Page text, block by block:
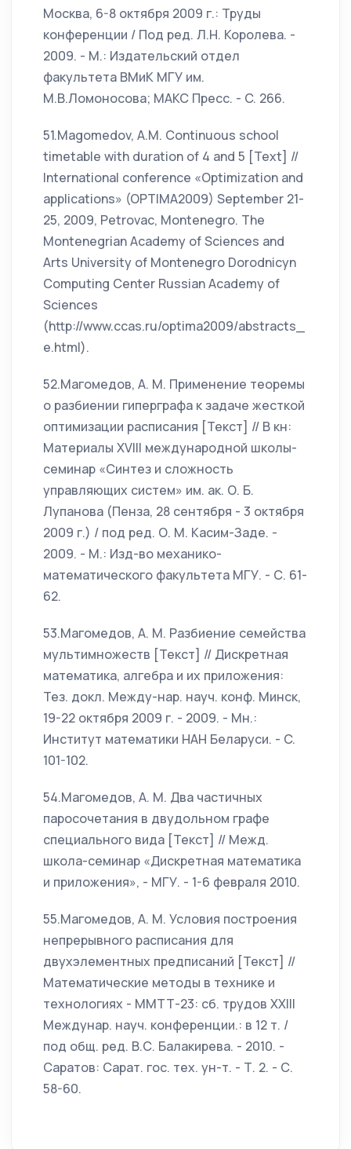
Москва, 6-8 октября 2009 г.: Труды
конференции / Под ред. Л.Н. Королева. -
2009. - М.: Издательский отдел
факультета ВМиК МГУ им.
М.В.Ломоносова; МАКС Пресс. - C. 266.
51.Magomedov, A.M. Continuous school
timetable with duration of 4 and 5 [Text] //
International conference «Optimization and
applications» (OPTIMA2009) September 21-
25, 2009, Petrovac, Montenegro. The
Montenegrian Academy of Sciences and
Arts University of Montenegro Dorodnicyn
Computing Center Russian Academy of
Sciences
(http://www.ccas.ru/optima2009/abstracts_
e.html).
52.Магомедов, А. М. Применение теоремы
о разбиении гиперграфа к задаче жесткой
оптимизации расписания [Текст] // В кн:
Материалы XVIII международной школы-
семинар «Синтез и сложность
управляющих систем» им. ак. О. Б.
Лупанова (Пенза, 28 сентября - 3 октября
2009 г.) / под ред. О. М. Касим-Заде. -
2009. - М.: Изд-во механико-
математического факультета МГУ. - С. 61-
62.
53.Магомедов, А. М. Разбиение семейства
мультимножеств [Текст] // Дискретная
математика, алгебра и их приложения:
Тез. докл. Между-нар. науч. конф. Минск,
19-22 октября 2009 г. - 2009. - Мн.:
Институт математики НАН Беларуси. - C.
101-102.
54.Магомедов, А. М. Два частичных
паросочетания в двудольном графе
специального вида [Текст] // Межд.
школа-семинар «Дискретная математика
и приложения», - МГУ. - 1-6 февраля 2010.
55.Магомедов, А. М. Условия построения
непрерывного расписания для
двухэлементных предписаний [Текст] //
Математические методы в технике и
технологиях - ММТТ-23: сб. трудов XXIII
Междунар. науч. конференции.: в 12 т. /
под общ. ред. В.С. Балакирева. - 2010. -
Саратов: Сарат. гос. тех. ун-т. - Т. 2. - С.
58-60.